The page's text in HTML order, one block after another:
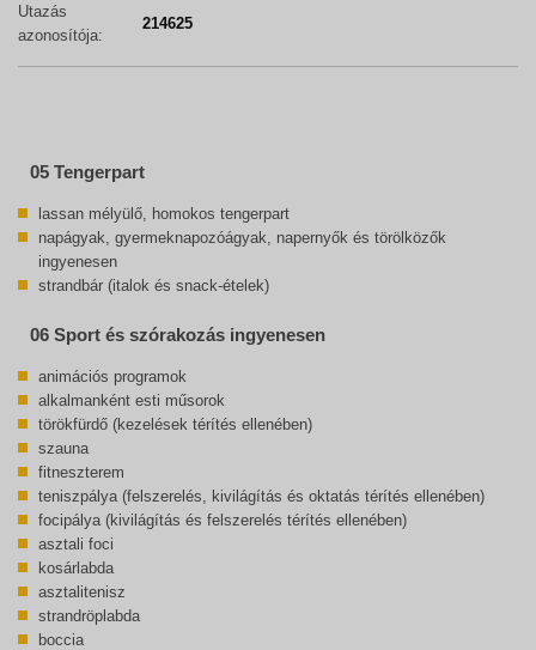
Utazás
azonosítója:
214625
05 Tengerpart
lassan mélyülő, homokos tengerpart
napágyak, gyermeknapozóágyak, napernyők és törölközők
ingyenesen
strandbár (italok és snack-ételek)
06 Sport és szórakozás ingyenesen
animációs programok
alkalmanként esti műsorok
törökfürdő (kezelések térítés ellenében)
szauna
fitneszterem
teniszpálya (felszerelés, kivilágítás és oktatás térítés ellenében)
focipálya (kivilágítás és felszerelés térítés ellenében)
asztali foci
kosárlabda
asztalitenisz
strandröplabda
boccia